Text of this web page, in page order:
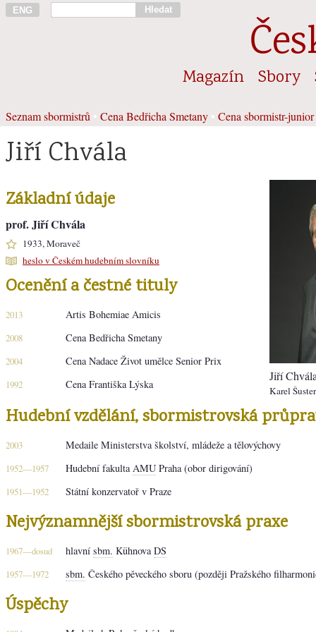
ENG Hledat
Magazín Sbory
Seznam sbormistrů Cena Bedřicha Smetany Cena sbormistr-junior
Jiří Chvála
Jiří
Karel Šuster
Základní údaje
prof. Jiří Chvála
1933, Moraveč
heslo v Českém hudebním slovníku
Ocenění a čestné tituly
2013 Artis Bohemiae Amicis
2008 Cena Bedřicha Smetany
2004 Cena Nadace Život umělce Senior Prix
1992 Cena Františka Lýska
Hudební vzdělání, sbormistrovská
2003 Medaile Ministerstva školství, mládeže a tělovýchovy
1952—1957 Hudební fakulta AMU Praha (obor dirigování)
1951—1952 Státní konzervatoř v Praze
Nejvýznamnější sbormistrovská praxe
1967—dosud hlavní sbm. Kühnova DS
1957—1972 sbm. Českého pěveckého sboru (později Pražského
Úspěchy